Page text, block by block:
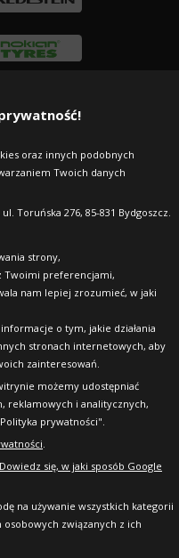
oraz innych podobnych
Twoich danych
Toruńska 276, 85-831 Bydgoszcz.
strony,
Twoimi preferencjami,
nam lepiej zrozumieć, w jaki
o tym, jakie działania
stronach internetowych, aby
zainteresowań.
możemy udostępniać
reklamowych i analitycznych,
prywatności".
.
Dowiedz się, w jaki sposób Google
na używanie wszystkich kategorii
związanych z ich
Wszelkie